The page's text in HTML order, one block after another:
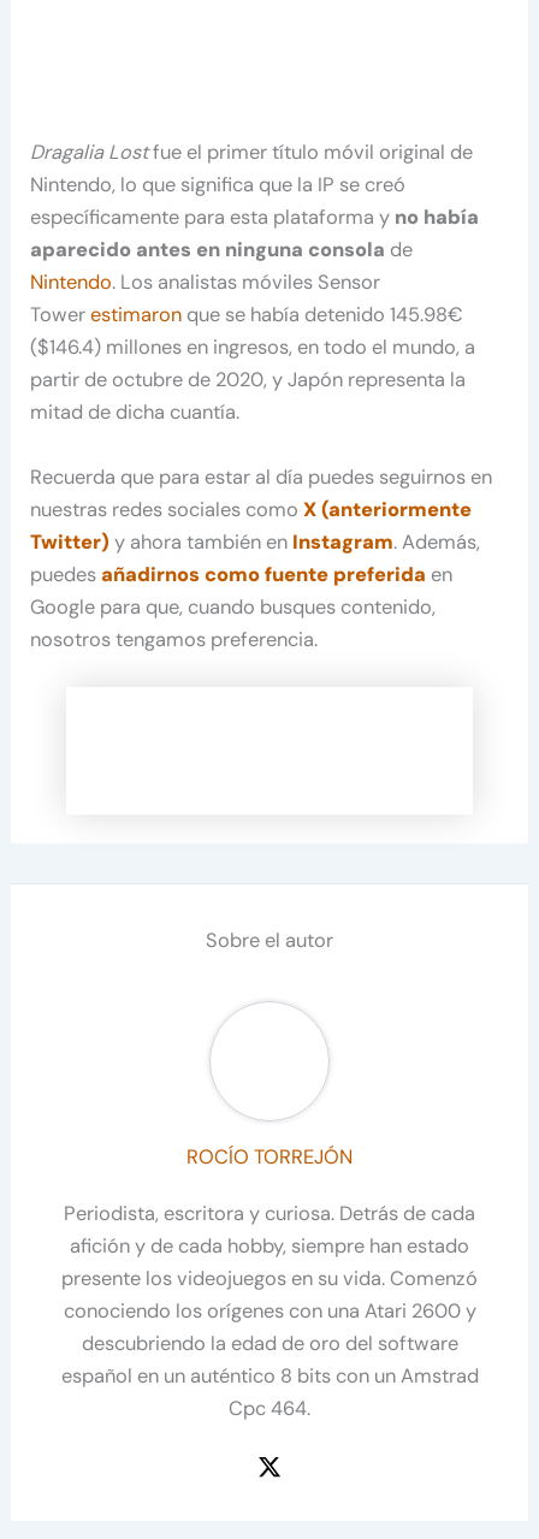
Dragalia Lostfue el primer título móvil original de
Nintendo, lo que significa que la IP se creó
específicamente para esta plataforma y no había
aparecido antes en ninguna consola de
Nintendo. Los analistas móviles Sensor
Towerestimaron que se había detenido 145.98€
($146.4) millones en ingresos, en todo el mundo, a
partir de octubre de 2020, y Japón representa la
mitad de dicha cuantía.
Recuerda que para estar al día puedes seguirnos en
nuestras redes sociales comoX (anteriormente
Twitter) y ahora también en Instagram. Además,
puedesañadirnos como fuente preferida en
Google para que, cuando busques contenido,
nosotros tengamos preferencia.
Sobre el autor
ROCÍO TORREJÓN
Periodista, escritora y curiosa. Detrás de cada
afición y de cada hobby, siempre han estado
presente los videojuegos en su vida. Comenzó
conociendo los orígenes con una Atari 2600 y
descubriendo la edad de oro del software
español en un auténtico 8 bits con un Amstrad
Cpc 464.